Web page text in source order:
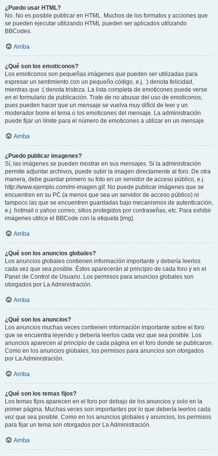
¿Puedo usar HTML?
No. No es posible publicar en HTML. Muchos de los formatos y acciones que
se pueden ejecutar utilizando HTML pueden ser aplicados utilizando
BBCodes.
Arriba
¿Qué son los emoticonos?
Los emoticonos son pequeñas imágenes que pueden ser utilizadas para
expresar un sentimiento con un pequeño código, e.j. :) denota felicidad,
mientras que :( denota tristeza. La lista completa de emoticones puede verse
en el formulario de publicación. Trate de no abusar del uso de emoticonos,
pues pueden hacer que un mensaje se vuelva muy difícil de leer y un
moderador borre el tema o los emoticones del mensaje. La administración
puede fijar un límite para el número de emoticones a utilizar en un mensaje.
Arriba
¿Puedo publicar imagenes?
Sí, las imágenes se pueden mostrar en sus mensajes. Si la administración
permite adjuntar archivos, puede subir la imagen directamente al foro. De otra
manera, debe guardar primero su foto en un servidor de acceso público, e.j.
http://www.ejemplo.com/mi-imagen.gif. No puede publicar imágenes que se
encuentren en su PC (a menos que sea un servidor de acceso público) ni
tampoco las que se encuentren guardadas bajo mecanismos de autenticación,
e.j. hotmail o yahoo correo, sitios protegidos por contraseñas, etc. Para exhibir
imágenes utilice el BBCode con la etiqueta [img].
Arriba
¿Qué son los anuncios globales?
Los anuncios globales contienen información importante y debería leerlos
cada vez que sea posible. Éstos aparecerán al principio de cada foro y en el
Panel de Control de Usuario. Los permisos para anuncios globales son
otorgados por La Administración.
Arriba
¿Qué son los anuncios?
Los anuncios muchas veces contienen información importante sobre el foro
que se encuentra leyendo y debería leerlos cada vez que sea posible. Los
anuncios aparecen al principio de cada página en el foro donde se publicaron.
Como en los anuncios globales, los permisos para anuncios son otorgados
por La Administración.
Arriba
¿Qué son los temas fijos?
Los temas fijos aparecen en el foro por debajo de los anuncios y solo en la
primer página. Muchas veces son importantes por lo que debería leerlos cada
vez que sea posible. Como en los anuncios globales y anuncios, los permisos
para fijar un tema son otorgados por La Administración.
Arriba